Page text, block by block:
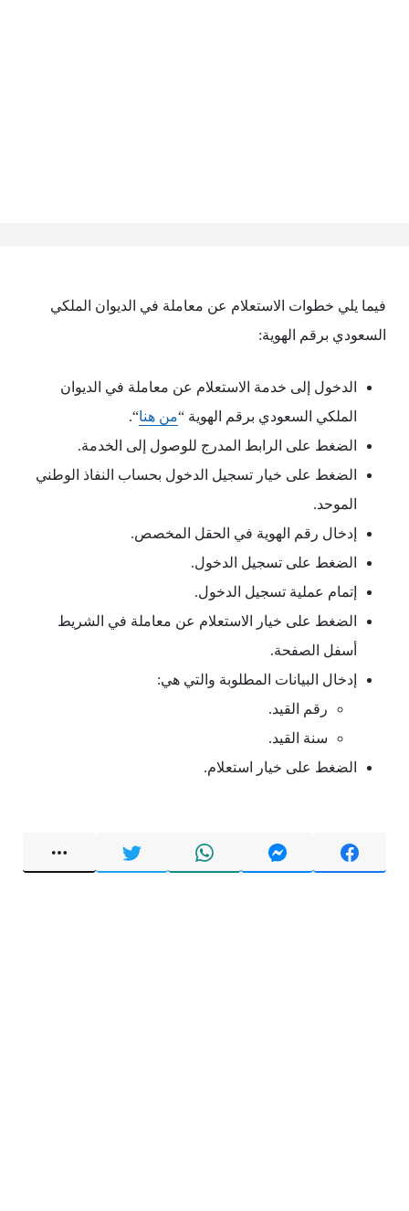
فيما يلي خطوات الاستعلام عن معاملة في الديوان الملكي
السعودي برقم الهوية:
الدخول إلى خدمة الاستعلام عن معاملة في الديوان
الملكي السعودي برقم الهوية “من هنا“.
الضغط على الرابط المدرج للوصول إلى الخدمة.
الضغط على خيار تسجيل الدخول بحساب النفاذ الوطني
الموحد.
إدخال رقم الهوية في الحقل المخصص.
الضغط على تسجيل الدخول.
إتمام عملية تسجيل الدخول.
الضغط على خيار الاستعلام عن معاملة في الشريط
أسفل الصفحة.
إدخال البيانات المطلوبة والتي هي:
رقم القيد.
سنة القيد.
الضغط على خيار استعلام.